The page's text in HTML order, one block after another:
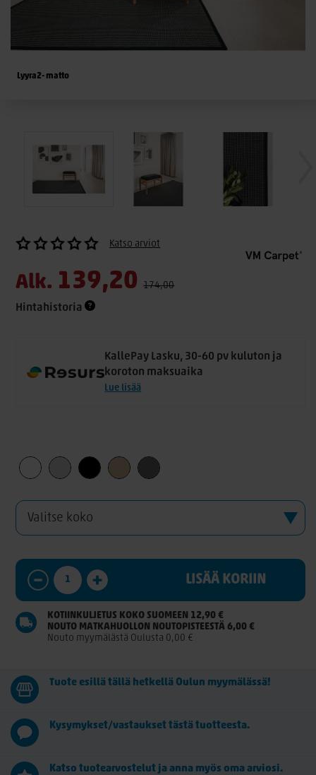
Lyyra2- matto
Katso arviot
Alk. 139,20 174,00
Hintahistoria
KallePay Lasku, 30-60 pv kuluton ja
koroton maksuaika
Lue lisää
LISÄÄ KORIIN
KOTIINKULJETUS KOKO SUOMEEN 12,90 €
NOUTO MATKAHUOLLON NOUTOPISTEESTÄ 6,00 €
Nouto myymälästä Oulusta 0,00 €
Tuote esillä tällä hetkellä Oulun myymälässä!
Kysymykset/vastaukset tästä tuotteesta.
Katso tuotearvostelut ja anna myös oma arviosi.